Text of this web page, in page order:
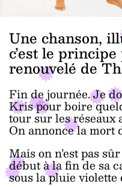
Une chanson,
c’est le
renouvelé de
Fin de journée. Je
Kris pour boire
tour sur les réseaux
On annonce la mort
Mais on n’est pas
début à la fin de sa
sous la pluie violette